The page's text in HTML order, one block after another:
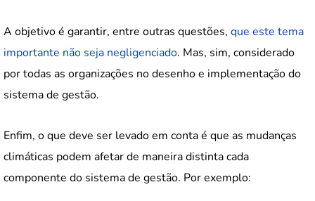
A objetivo é garantir, entre outras questões, que este tema
importante não seja negligenciado. Mas, sim, considerado
por todas as organizações no desenho e implementação do
sistema de gestão.
Enfim, o que deve ser levado em conta é que as mudanças
climáticas podem afetar de maneira distinta cada
componente do sistema de gestão. Por exemplo: